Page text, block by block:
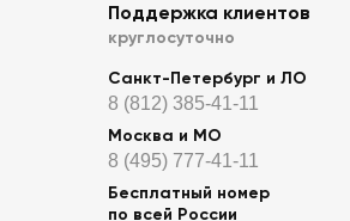
Поддержка клиентов
круглосуточно
Санкт-Петербург и ЛО
8 (812) 385-41-11
Москва и МО
8 (495) 777-41-11
Бесплатный номер
по всей России